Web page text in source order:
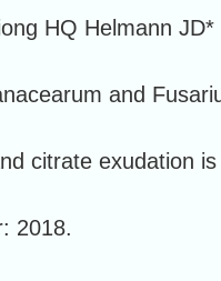
HQ Helmann
and
citrate exudation
2018.